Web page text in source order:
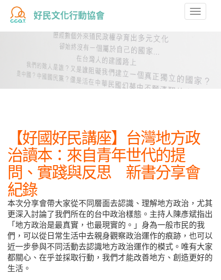
好民文化行動協會
Toggle
【好國好民講座】台灣地方政
治讀本：來自青年世代的提
問、實踐與反思 新書分享會
紀錄
本次分享會帶大家從不同層面去認識、理解地方政治，尤其
更深入討論了我們所在的台中政治樣態。主持人陳彥斌指出
「地方政治是最真實，也最現實的。」身為一般市民的我
們，可以從日常生活中去親身觀察政治運作的痕跡，也可以
近一步參與不同活動去認識地方政治運作的模式。唯有大家
都關心、在乎並採取行動，我們才能改善地方、創造更好的
生活。